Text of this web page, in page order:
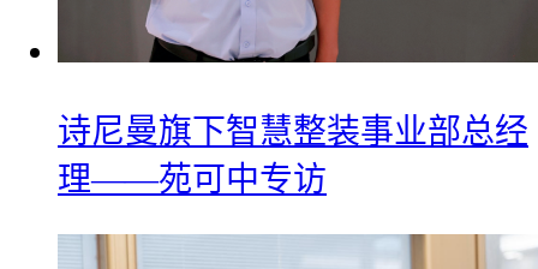
诗尼曼旗下智慧整装事业部总经
理——苑可中专访